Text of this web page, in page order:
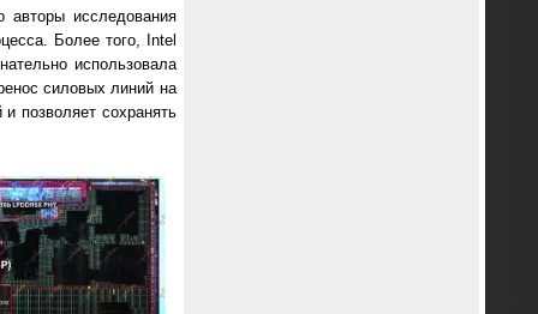
авторы исследования
Более того, Intel
использовала
силовых линий на
позволяет сохранять